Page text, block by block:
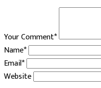
Your Comment*
Name*
Email*
Website